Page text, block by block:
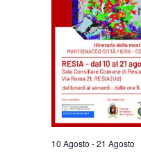
10 Agosto -21 Agosto